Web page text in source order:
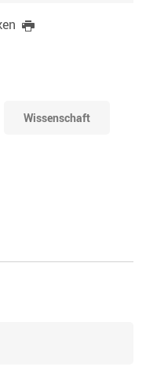
Wissenschaft